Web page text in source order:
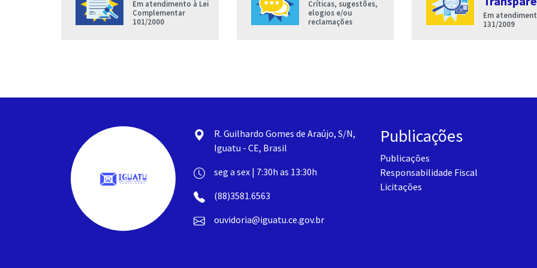
Em atendimento à Lei
Complementar
101/2000
Críticas, sugestões,
elogios e/ou
reclamações
Em
131/2009
R. Guilhardo Gomes de Araújo, S/N,
Iguatu - CE, Brasil
seg a sex | 7:30h as 13:30h
(88)3581.6563
ouvidoria@iguatu.ce.gov.br
Publicações
Publicações
Responsabilidade Fiscal
Licitações